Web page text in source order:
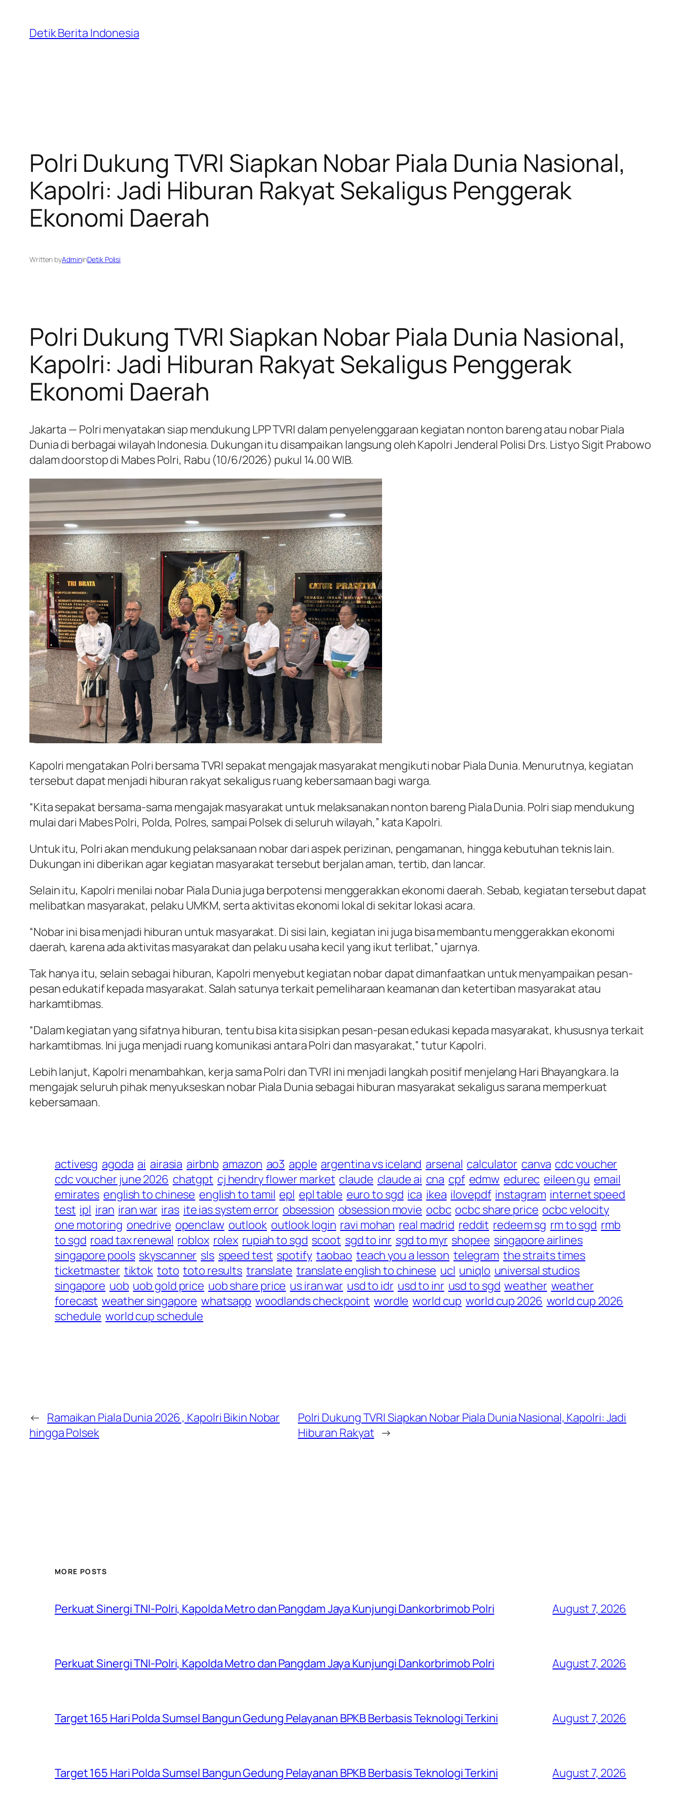
content
Detik Berita Indonesia
Polri Dukung TVRI Siapkan Nobar Piala Dunia Nasional,
Kapolri: Jadi Hiburan Rakyat Sekaligus Penggerak
Ekonomi Daerah
Written byAdmininDetik Polisi
Polri Dukung TVRI Siapkan Nobar Piala Dunia Nasional,
Kapolri: Jadi Hiburan Rakyat Sekaligus Penggerak
Ekonomi Daerah
Jakarta — Polri menyatakan siap mendukung LPP TVRI dalam penyelenggaraan kegiatan nonton bareng atau nobar Piala
Dunia di berbagai wilayah Indonesia. Dukungan itu disampaikan langsung oleh Kapolri Jenderal Polisi Drs. Listyo Sigit Prabowo
dalam doorstop di Mabes Polri, Rabu (10/6/2026) pukul 14.00 WIB.
Kapolri mengatakan Polri bersama TVRI sepakat mengajak masyarakat mengikuti nobar Piala Dunia. Menurutnya, kegiatan
tersebut dapat menjadi hiburan rakyat sekaligus ruang kebersamaan bagi warga.
“Kita sepakat bersama-sama mengajak masyarakat untuk melaksanakan nonton bareng Piala Dunia. Polri siap mendukung
mulai dari Mabes Polri, Polda, Polres, sampai Polsek di seluruh wilayah,” kata Kapolri.
Untuk itu, Polri akan mendukung pelaksanaan nobar dari aspek perizinan, pengamanan, hingga kebutuhan teknis lain.
Dukungan ini diberikan agar kegiatan masyarakat tersebut berjalan aman, tertib, dan lancar.
Selain itu, Kapolri menilai nobar Piala Dunia juga berpotensi menggerakkan ekonomi daerah. Sebab, kegiatan tersebut dapat
melibatkan masyarakat, pelaku UMKM, serta aktivitas ekonomi lokal di sekitar lokasi acara.
“Nobar ini bisa menjadi hiburan untuk masyarakat. Di sisi lain, kegiatan ini juga bisa membantu menggerakkan ekonomi
daerah, karena ada aktivitas masyarakat dan pelaku usaha kecil yang ikut terlibat,” ujarnya.
Tak hanya itu, selain sebagai hiburan, Kapolri menyebut kegiatan nobar dapat dimanfaatkan untuk menyampaikan pesan-
pesan edukatif kepada masyarakat. Salah satunya terkait pemeliharaan keamanan dan ketertiban masyarakat atau
harkamtibmas.
“Dalam kegiatan yang sifatnya hiburan, tentu bisa kita sisipkan pesan-pesan edukasi kepada masyarakat, khususnya terkait
harkamtibmas. Ini juga menjadi ruang komunikasi antara Polri dan masyarakat,” tutur Kapolri.
Lebih lanjut, Kapolri menambahkan, kerja sama Polri dan TVRI ini menjadi langkah positif menjelang Hari Bhayangkara. Ia
mengajak seluruh pihak menyukseskan nobar Piala Dunia sebagai hiburan masyarakat sekaligus sarana memperkuat
kebersamaan.
activesg agoda ai airasia airbnb amazon ao3 apple argentina vs iceland arsenal calculator canva cdc voucher
cdc voucher june 2026 chatgpt cj hendry flower market claude claude ai cna cpf edmw edurec eileen gu email
emirates english to chinese english to tamil epl epl table euro to sgd ica ikea ilovepdf instagram internet speed
test ipl iran iran war iras ite ias system error obsession obsession movie ocbc ocbc share price ocbc velocity
one motoring onedrive openclaw outlook outlook login ravi mohan real madrid reddit redeem sg rm to sgd rmb
to sgd road tax renewal roblox rolex rupiah to sgd scoot sgd to inr sgd to myr shopee singapore airlines
singapore pools skyscanner sls speed test spotify taobao teach you a lesson telegram the straits times
ticketmaster tiktok toto toto results translate translate english to chinese ucl uniqlo universal studios
singapore uob uob gold price uob share price us iran war usd to idr usd to inr usd to sgd weather weather
forecast weather singapore whatsapp woodlands checkpoint wordle world cup world cup 2026 world cup 2026
schedule world cup schedule
← Ramaikan Piala Dunia 2026 , Kapolri Bikin Nobar
hingga Polsek
Polri Dukung TVRI Siapkan Nobar Piala Dunia Nasional, Kapolri: Jadi
Hiburan Rakyat →
MORE POSTS
Perkuat Sinergi TNI-Polri, Kapolda Metro dan Pangdam Jaya Kunjungi Dankorbrimob Polri August 7, 2026
Perkuat Sinergi TNI-Polri, Kapolda Metro dan Pangdam Jaya Kunjungi Dankorbrimob Polri August 7, 2026
Target 165 Hari Polda Sumsel Bangun Gedung Pelayanan BPKB Berbasis Teknologi Terkini August 7, 2026
Target 165 Hari Polda Sumsel Bangun Gedung Pelayanan BPKB Berbasis Teknologi Terkini August 7, 2026